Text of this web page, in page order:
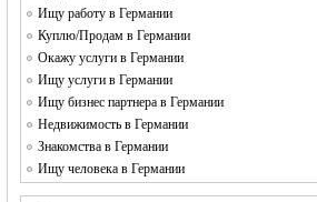
Ищу работу в Германии
Куплю/Продам в Германии
Окажу услуги в Германии
Ищу услуги в Германии
Ищу бизнес партнера в Германии
Недвижимость в Германии
Знакомства в Германии
Ищу человека в Германии